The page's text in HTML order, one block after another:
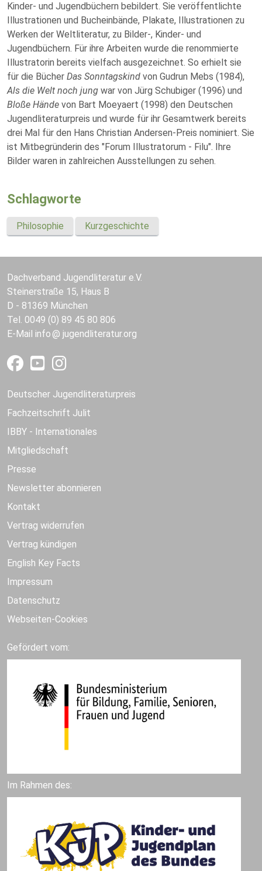
Kinder- und Jugendbüchern bebildert. Sie veröffentlichte
Illustrationen und Bucheinbände, Plakate, Illustrationen zu
Werken der Weltliteratur, zu Bilder-, Kinder- und
Jugendbüchern. Für ihre Arbeiten wurde die renommierte
Illustratorin bereits vielfach ausgezeichnet. So erhielt sie
für die Bücher Das Sonntagskind von Gudrun Mebs (1984),
Als die Welt noch jung war von Jürg Schubiger (1996) und
Bloße Hände von Bart Moeyaert (1998) den Deutschen
Jugendliteraturpreis und wurde für ihr Gesamtwerk bereits
drei Mal für den Hans Christian Andersen-Preis nominiert. Sie
ist Mitbegründerin des "Forum Illustratorum - Filu". Ihre
Bilder waren in zahlreichen Ausstellungen zu sehen.
Schlagworte
Philosophie Kurzgeschichte
Dachverband Jugendliteratur e.V.
Steinerstraße 15, Haus B
D - 81369 München
Tel. 0049 (0) 89 45 80 806
E-Mail info jugendliteratur.org
Deutscher Jugendliteraturpreis
Fachzeitschrift Julit
IBBY - Internationales
Mitgliedschaft
Presse
Newsletter abonnieren
Kontakt
Vertrag widerrufen
Vertrag kündigen
English Key Facts
Impressum
Datenschutz
Webseiten-Cookies
Gefördert vom:
Im Rahmen des: